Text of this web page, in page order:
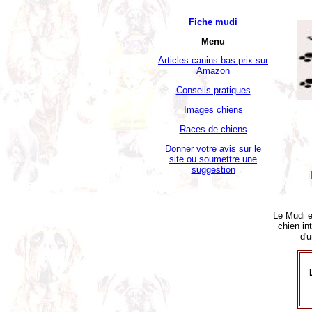
Fiche mudi
Menu
Articles canins bas prix sur
Amazon
Conseils pratiques
Images chiens
Races de chiens
Donner votre avis sur le
site ou soumettre une
suggestion
Le Mudi
chien